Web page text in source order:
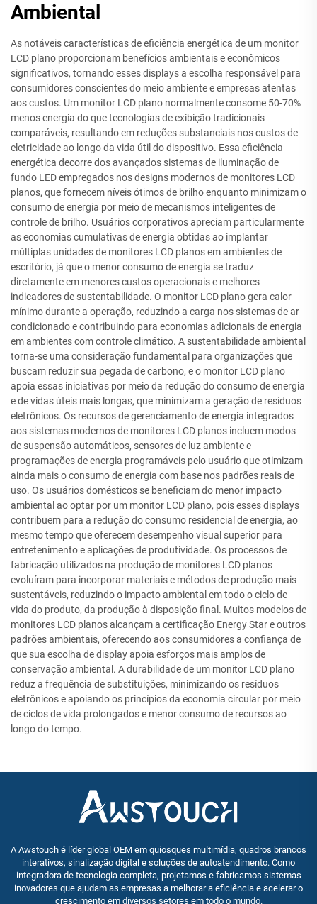
Ambiental
As notáveis características de eficiência energética de um monitor
LCD plano proporcionam benefícios ambientais e econômicos
significativos, tornando esses displays a escolha responsável para
consumidores conscientes do meio ambiente e empresas atentas
aos custos. Um monitor LCD plano normalmente consome 50-70%
menos energia do que tecnologias de exibição tradicionais
comparáveis, resultando em reduções substanciais nos custos de
eletricidade ao longo da vida útil do dispositivo. Essa eficiência
energética decorre dos avançados sistemas de iluminação de
fundo LED empregados nos designs modernos de monitores LCD
planos, que fornecem níveis ótimos de brilho enquanto minimizam o
consumo de energia por meio de mecanismos inteligentes de
controle de brilho. Usuários corporativos apreciam particularmente
as economias cumulativas de energia obtidas ao implantar
múltiplas unidades de monitores LCD planos em ambientes de
escritório, já que o menor consumo de energia se traduz
diretamente em menores custos operacionais e melhores
indicadores de sustentabilidade. O monitor LCD plano gera calor
mínimo durante a operação, reduzindo a carga nos sistemas de ar
condicionado e contribuindo para economias adicionais de energia
em ambientes com controle climático. A sustentabilidade ambiental
torna-se uma consideração fundamental para organizações que
buscam reduzir sua pegada de carbono, e o monitor LCD plano
apoia essas iniciativas por meio da redução do consumo de energia
e de vidas úteis mais longas, que minimizam a geração de resíduos
eletrônicos. Os recursos de gerenciamento de energia integrados
aos sistemas modernos de monitores LCD planos incluem modos
de suspensão automáticos, sensores de luz ambiente e
programações de energia programáveis pelo usuário que otimizam
ainda mais o consumo de energia com base nos padrões reais de
uso. Os usuários domésticos se beneficiam do menor impacto
ambiental ao optar por um monitor LCD plano, pois esses displays
contribuem para a redução do consumo residencial de energia, ao
mesmo tempo que oferecem desempenho visual superior para
entretenimento e aplicações de produtividade. Os processos de
fabricação utilizados na produção de monitores LCD planos
evoluíram para incorporar materiais e métodos de produção mais
sustentáveis, reduzindo o impacto ambiental em todo o ciclo de
vida do produto, da produção à disposição final. Muitos modelos de
monitores LCD planos alcançam a certificação Energy Star e outros
padrões ambientais, oferecendo aos consumidores a confiança de
que sua escolha de display apoia esforços mais amplos de
conservação ambiental. A durabilidade de um monitor LCD plano
reduz a frequência de substituições, minimizando os resíduos
eletrônicos e apoiando os princípios da economia circular por meio
de ciclos de vida prolongados e menor consumo de recursos ao
longo do tempo.
A Awstouch é líder global OEM em quiosques multimídia, quadros brancos
interativos, sinalização digital e soluções de autoatendimento. Como
integradora de tecnologia completa, projetamos e fabricamos sistemas
inovadores que ajudam as empresas a melhorar a eficiência e acelerar o
crescimento em diversos setores em todo o mundo.